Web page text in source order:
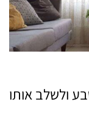
לטבע ולשלב אותו